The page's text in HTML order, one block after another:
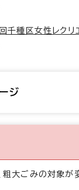
種区女性レクリエ
ジ
大ごみの対象が